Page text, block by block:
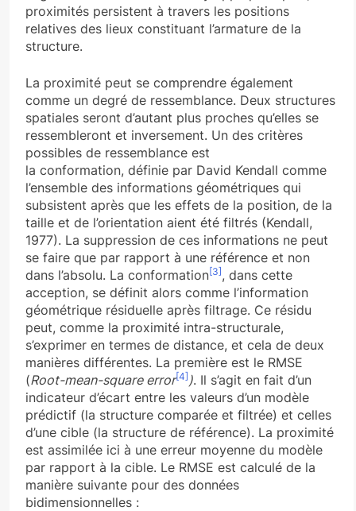
proximités persistent à travers les positions
relatives des lieux constituant l’armature de la
structure.
La proximité peut se comprendre également
comme un degré de ressemblance. Deux structures
spatiales seront d’autant plus proches qu’elles se
ressembleront et inversement. Un des critères
possibles de ressemblance est
la conformation, définie par David Kendall comme
l’ensemble des informations géométriques qui
subsistent après que les effets de la position, de la
taille et de l’orientation aient été filtrés (Kendall,
1977). La suppression de ces informations ne peut
se faire que par rapport à une référence et non
dans l’absolu. La conformation[3], dans cette
acception, se définit alors comme l’information
géométrique résiduelle après filtrage. Ce résidu
peut, comme la proximité intra-structurale,
s’exprimer en termes de distance, et cela de deux
manières différentes. La première est le RMSE
(Root-mean-square error[4] ). Il s’agit en fait d’un
indicateur d’écart entre les valeurs d’un modèle
prédictif (la structure comparée et filtrée) et celles
d’une cible (la structure de référence). La proximité
est assimilée ici à une erreur moyenne du modèle
par rapport à la cible. Le RMSE est calculé de la
manière suivante pour des données
bidimensionnelles :